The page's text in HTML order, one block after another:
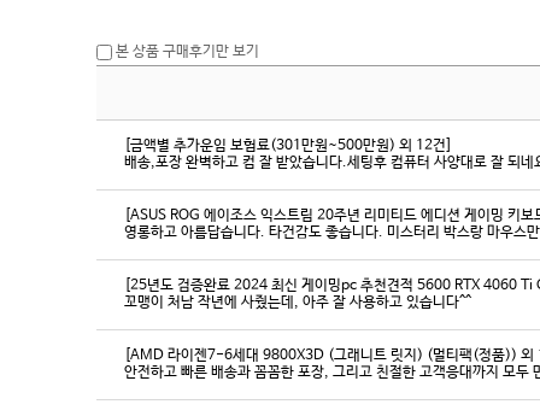
본 상품 구매후기만 보기
[금액별 추가운임 보험료(301만원~500만원) 외 12건]
배송,포장 완벽하고 컴 잘 받았습니다.세팅후 컴퓨터 사양대로 잘 되
[ASUS ROG 에이조스 익스트림 20주년 리미티드 에디션 게이밍 키
영롱하고 아름답습니다. 타건감도 좋습니다. 미스터리 박스랑 마우스
[25년도 검증완료 2024 최신 게이밍pc 추천견적 5600 RTX 4060
꼬맹이 처남 작년에 사줬는데, 아주 잘 사용하고 있습니다^^
[AMD 라이젠7-6세대 9800X3D (그래니트 릿지) (멀티팩(정품)) 외